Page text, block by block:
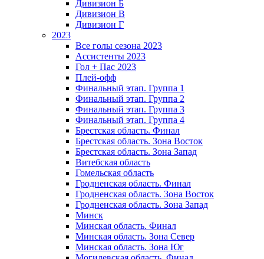
Дивизион Б
Дивизион В
Дивизион Г
2023
Все голы сезона 2023
Ассистенты 2023
Гол + Пас 2023
Плей-офф
Финальный этап. Группа 1
Финальный этап. Группа 2
Финальный этап. Группа 3
Финальный этап. Группа 4
Брестская область. Финал
Брестская область. Зона Восток
Брестская область. Зона Запад
Витебская область
Гомельская область
Гродненская область. Финал
Гродненская область. Зона Восток
Гродненская область. Зона Запад
Минск
Минская область. Финал
Минская область. Зона Север
Минская область. Зона Юг